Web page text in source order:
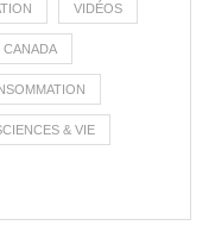
VIDÉOS
CANADA
& VIE